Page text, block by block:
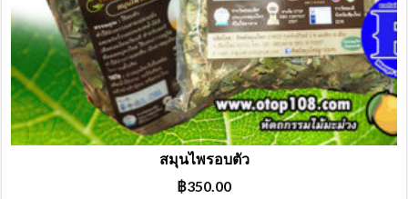
สมุนไพรอบตัว
฿350.00